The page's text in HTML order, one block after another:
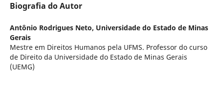
Biografia do Autor
Antônio Rodrigues Neto, Universidade do Estado de Minas
Gerais
Mestre em Direitos Humanos pela UFMS. Professor do curso
de Direito da Universidade do Estado de Minas Gerais
(UEMG)